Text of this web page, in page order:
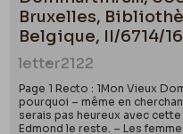
Bruxelles,
Belgique, II/6714/16
letter2122
Page 1 Recto : 1Mon Vieux
pourquoi – même en
serais pas heureux avec
Edmond le reste. – Les